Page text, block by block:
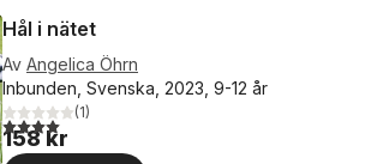
Hål i nätet
Av Angelica Öhrn
Inbunden, Svenska, 2023, 9-12 år
4,0utav 5 stjärnor. Totalt antal röster:
(1)
158 kr